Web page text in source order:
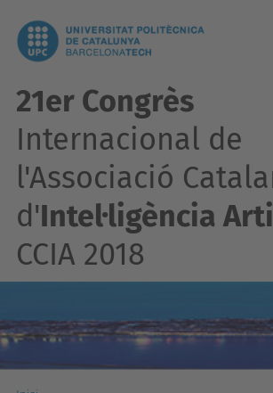
21er Congrès
Internacional de
l'Associació
d'Intel·ligència
CCIA 2018